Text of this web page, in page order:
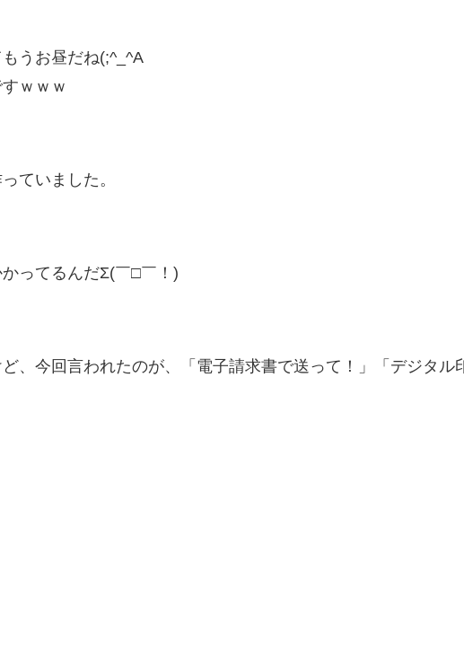
うお昼だね(;^_^A
ｗｗｗ
ていました。
ってるんだΣ(￣□￣！)
、今回言われたのが、「電子請求書で送って！」「デジタル